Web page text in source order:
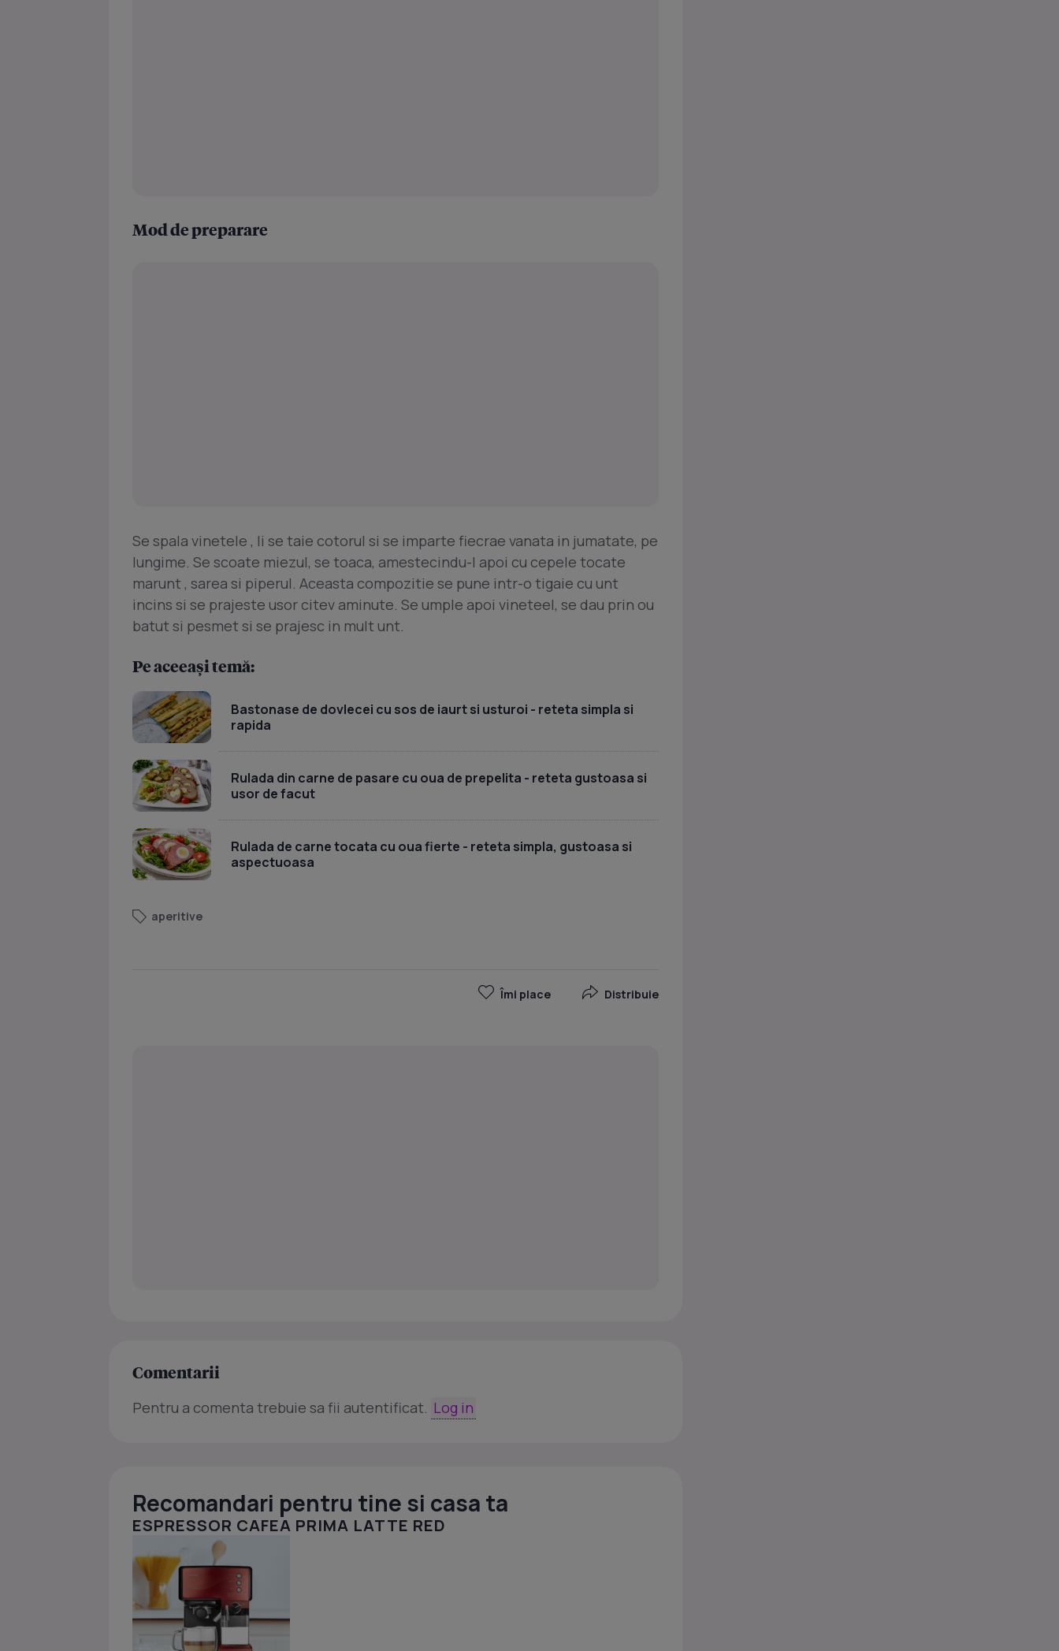
Mod de preparare
Se spala vinetele , li se taie cotorul si se imparte fiecrae vanata in jumatate, pe
lungime. Se scoate miezul, se toaca, amestecindu-l apoi cu cepele tocate
marunt , sarea si piperul. Aceasta compozitie se pune intr-o tigaie cu unt
incins si se prajeste usor citev aminute. Se umple apoi vineteel, se dau prin ou
batut si pesmet si se prajesc in mult unt.
Pe aceeași temă:
Bastonase de dovlecei cu sos de iaurt si usturoi - reteta simpla si
rapida
Rulada din carne de pasare cu oua de prepelita - reteta gustoasa si
usor de facut
Rulada de carne tocata cu oua fierte - reteta simpla, gustoasa si
aspectuoasa
aperitive
Îmi place Distribuie
Comentarii
Pentru a comenta trebuie sa fii autentificat. Log in
Recomandari pentru tine si casa ta
ESPRESSOR CAFEA PRIMA LATTE RED